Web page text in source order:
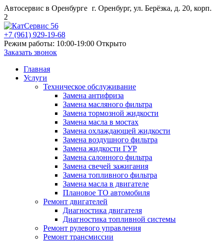
Автосервис в Оренбурге г. Оренбург, ул. Берёзка, д. 20, корп.
2
+7 (961) 929-19-68
Режим работы: 10:00-19:00 Открыто
Заказать звонок
Главная
Услуги
Техническое обслуживание
Замена антифриза
Замена масляного фильтра
Замена тормозной жидкости
Замена масла в мостах
Замена охлаждающей жидкости
Замена воздушного фильтра
Замена жидкости ГУР
Замена салонного фильтра
Замена свечей зажигания
Замена топливного фильтра
Замена масла в двигателе
Плановое ТО автомобиля
Ремонт двигателей
Диагностика двигателя
Диагностика топливной системы
Ремонт рулевого управления
Ремонт трансмиссии